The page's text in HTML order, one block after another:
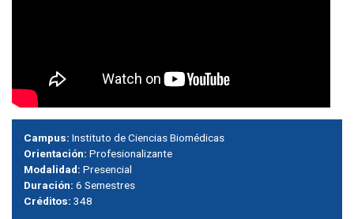
Campus: Instituto de Ciencias Biomédicas
Orientación: Profesionalizante
Modalidad: Presencial
Duración: 6 Semestres
Créditos: 348